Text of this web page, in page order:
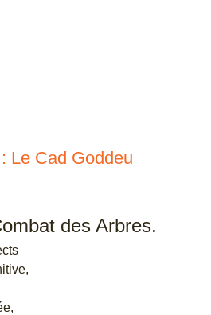
Le Cad Goddeu
des Arbres.